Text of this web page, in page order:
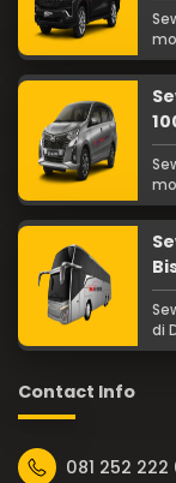
di
Contact Info
081 252 222